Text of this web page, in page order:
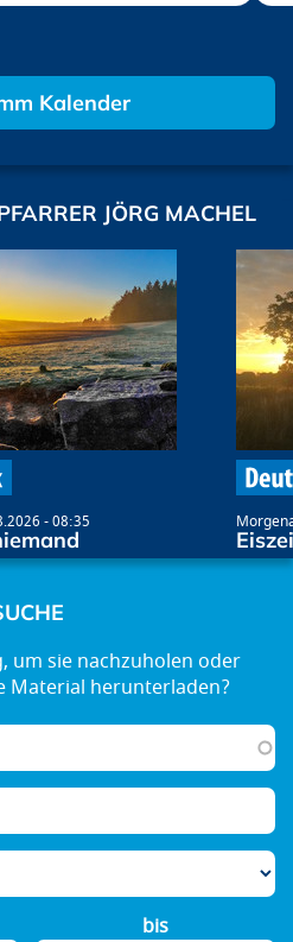
Kalender
JÖRG MACHEL
- 08:35
bis